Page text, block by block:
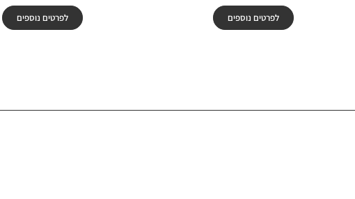
לפרטים נוספים לפרטים נוספים